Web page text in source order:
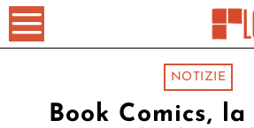
NOTIZIE
Book Comics, la